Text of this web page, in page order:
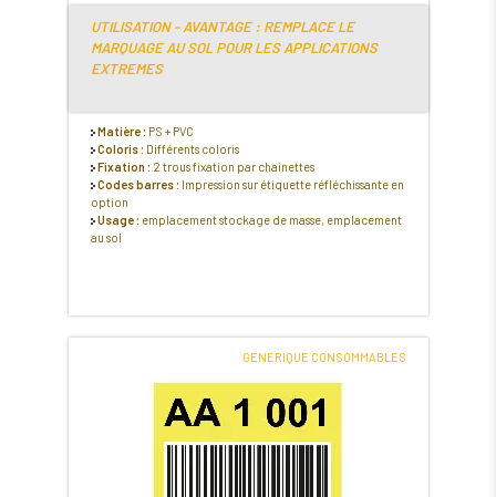
UTILISATION - AVANTAGE : REMPLACE LE
MARQUAGE AU SOL POUR LES APPLICATIONS
EXTREMES
Matière : PS + PVC
Coloris : Différents coloris
Fixation : 2 trous fixation par chainettes
Codes barres : Impression sur étiquette réfléchissante en
option
Usage : emplacement stockage de masse, emplacement
au sol
GENERIQUE CONSOMMABLES